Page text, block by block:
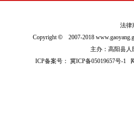
法律
Copyright© 2007-2018
主办：高阳县人
ICP备案号：冀ICP备05019657号-1